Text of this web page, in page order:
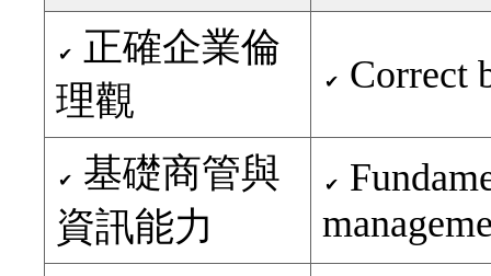
✔
正確企業倫
理觀
✔ Correct
✔
基礎商管與
資訊能力
✔